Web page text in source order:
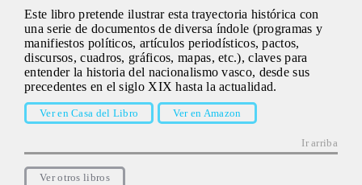
Este libro pretende ilustrar esta trayectoria histórica con
una serie de documentos de diversa índole (programas y
manifiestos políticos, artículos periodísticos, pactos,
discursos, cuadros, gráficos, mapas, etc.), claves para
entender la historia del nacionalismo vasco, desde sus
precedentes en el siglo XIX hasta la actualidad.
Ver en Casa del Libro Ver en Amazon
Ir arriba
Ver otros libros